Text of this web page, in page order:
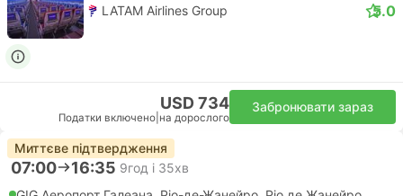
LATAM Airlines Group 5.0
USD 734
Податки включено на дорослого
Забронювати зараз
Миттєве підтвердження
07:00 16:35 9год і 35хв